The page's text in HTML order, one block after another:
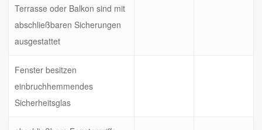
Terrasse oder Balkon sind mit
abschließbaren Sicherungen
ausgestattet
Fenster besitzen
einbruchhemmendes
Sicherheitsglas